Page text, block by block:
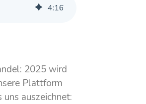
4:16
2025 wird
Plattform
auszeichnet: